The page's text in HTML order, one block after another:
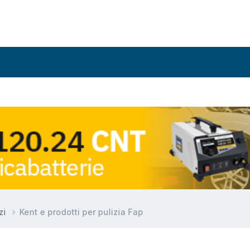
Kent e prodotti per pulizia Fap